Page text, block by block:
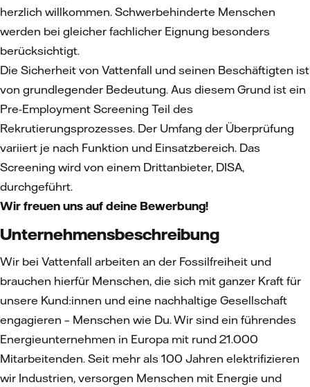
herzlich willkommen. Schwerbehinderte Menschen
werden bei gleicher fachlicher Eignung besonders
berücksichtigt.
Die Sicherheit von Vattenfall und seinen Beschäftigten ist
von grundlegender Bedeutung. Aus diesem Grund ist ein
Pre-Employment Screening Teil des
Rekrutierungsprozesses. Der Umfang der Überprüfung
variiert je nach Funktion und Einsatzbereich. Das
Screening wird von einem Drittanbieter, DISA,
durchgeführt.
Wir freuen uns auf deine Bewerbung!
Unternehmensbeschreibung
Wir bei Vattenfall arbeiten an der Fossilfreiheit und
brauchen hierfür Menschen, die sich mit ganzer Kraft für
unsere Kund:innen und eine nachhaltige Gesellschaft
engagieren – Menschen wie Du. Wir sind ein führendes
Energieunternehmen in Europa mit rund 21.000
Mitarbeitenden. Seit mehr als 100 Jahren elektrifizieren
wir Industrien, versorgen Menschen mit Energie und